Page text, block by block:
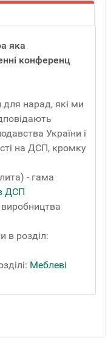
яка
конференц
для нарад, які ми
України і
на ДСП, кромку
- гама
ДСП
в розділ:
Меблеві